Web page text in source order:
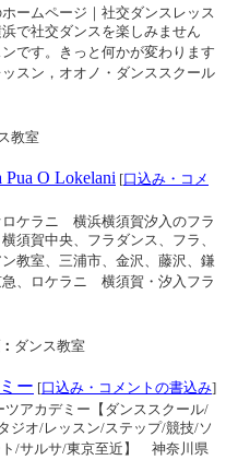
ームページ｜社交ダンスレッス
で社交ダンスを楽しみません
です。きっと何かが変わります
スン，オオノ・ダンススクール
教室
O Lokelani [口込み・コメ
ケラニ 横浜横須賀汐入のフラ
賀中央、フラダンス、フラ、
教室、三浦市、金沢、藤沢、鎌
、ロケラニ 横須賀・汐入フラ
ダンス教室
ー [口込み・コメントの書込み]
アカデミー【ダンススクール/
ジオ/レッスン/ステップ/競技/ソ
/サルサ/東京至近】 神奈川県